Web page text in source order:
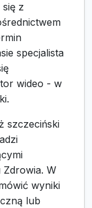
z
specjalista
wideo - w
szczeciński
Zdrowia. W
wyniki
lub